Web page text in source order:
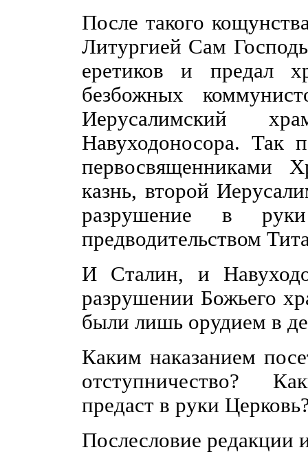
После такого
Литургией Сам
еретиков и предал
безбожных
Иерусалимский
Навуходоносора. Так
первосвященниками
казнь, второй
разрушение в
предводительством
И Сталин, и
разрушении Божьего
были лишь орудием в
Каким наказанием
отступничество?
предаст в руки
Послесловие редакции